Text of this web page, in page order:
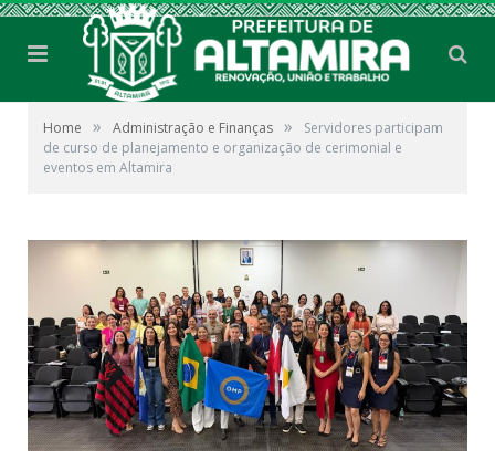
Home » Administração e Finanças »
Servidores participam
de curso de planejamento e organização de cerimonial e
eventos em Altamira